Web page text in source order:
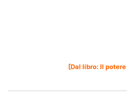
[Dal libro: Il potere